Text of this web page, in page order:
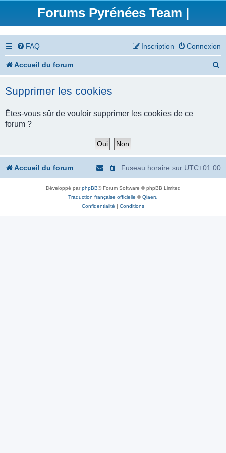
Forums Pyrénées Team |
FAQ Connexion
Inscription
Accueil du forum
c
Supprimer les cookies
Êtes-vous sûr de vouloir supprimer les cookies de ce
forum ?
Accueil du forum Fuseau horaire sur UTC+01:00
Développé parphpBB® Forum Software © phpBB Limited
Traduction française officielle ©Qiaeru
Confidentialité | Conditions